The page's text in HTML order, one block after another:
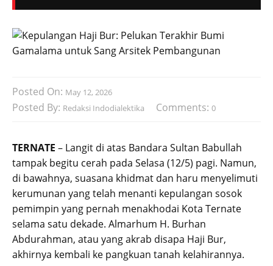
Posted On: May 12, 2026
Posted By: Redaksi Indodialektika Comments: 0
TERNATE – Langit di atas Bandara Sultan Babullah
tampak begitu cerah pada Selasa (12/5) pagi. Namun,
di bawahnya, suasana khidmat dan haru menyelimuti
kerumunan yang telah menanti kepulangan sosok
pemimpin yang pernah menakhodai Kota Ternate
selama satu dekade. Almarhum H. Burhan
Abdurahman, atau yang akrab disapa Haji Bur,
akhirnya kembali ke pangkuan tanah kelahirannya.